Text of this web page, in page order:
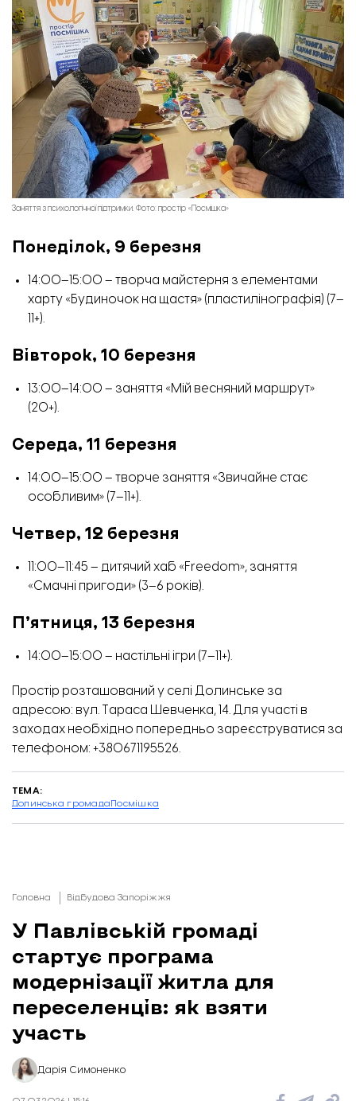
Заняття з психологічної підтримки. Фото: простір «Посмішка»
Понеділок, 9 березня
14:00–15:00 – творча майстерня з елементами
харту «Будиночок на щастя» (пластилінографія) (7–
11+).
Вівторок, 10 березня
13:00–14:00 – заняття «Мій весняний маршрут»
(20+).
Середа, 11 березня
14:00–15:00 – творче заняття «Звичайне стає
особливим» (7–11+).
Четвер, 12 березня
11:00–11:45 – дитячий хаб «Freedom», заняття
«Смачні пригоди» (3–6 років).
П’ятниця, 13 березня
14:00–15:00 – настільні ігри (7–11+).
Простір розташований у селі Долинське за
адресою: вул. Тараса Шевченка, 14. Для участі в
заходах необхідно попередньо зареєструватися за
телефоном: +380671195526.
ТЕМА:
Долинська громадаПосмішка
Головна Відбудова Запоріжжя
У Павлівській громаді
стартує програма
модернізації житла для
переселенців: як взяти
участь
Дарія Симоненко